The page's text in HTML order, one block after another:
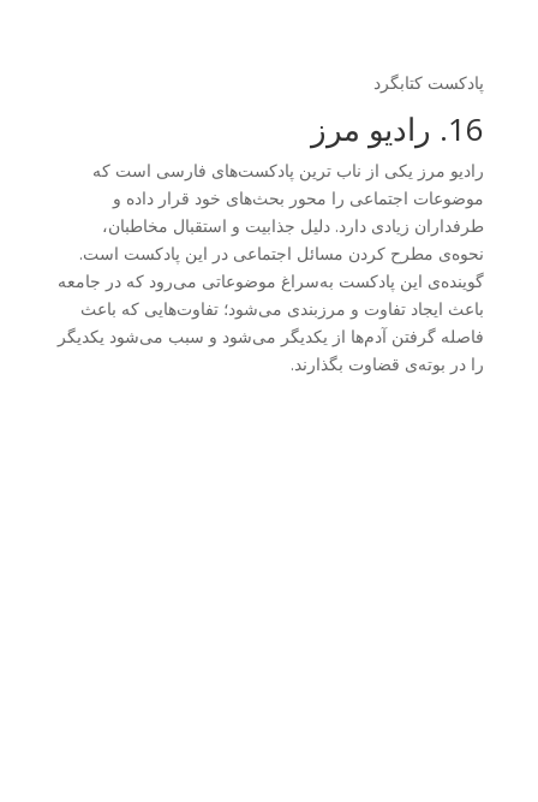
پادکست کتابگرد
16. رادیو مرز
رادیو مرز یکی از ناب ترین پادکست‌های فارسی است که
موضوعات اجتماعی را محور بحث‌های خود قرار داده و
طرفداران زیادی دارد. دلیل جذابیت و استقبال مخاطبان،
نحوه‌ی مطرح کردن مسائل اجتماعی در این پادکست است.
گوینده‌ی این پادکست به‌سراغ موضوعاتی می‌رود که در جامعه
باعث ایجاد تفاوت و مرزبندی می‌شود؛ تفاوت‌هایی که باعث
فاصله گرفتن آدم‌ها از یکدیگر می‌شود و سبب می‌شود یکدیگر
را در بوته‌ی قضاوت بگذارند.